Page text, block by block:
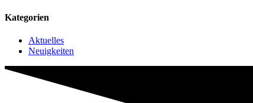
Kategorien
Aktuelles
Neuigkeiten